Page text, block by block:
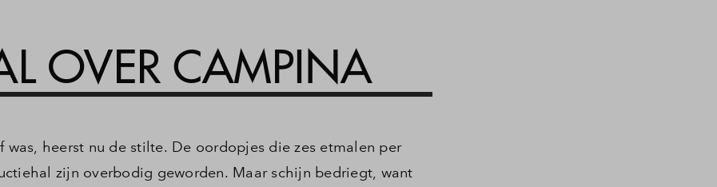
OVER CAMPINA
heerst nu de stilte. De oordopjes die zes etmalen per
zijn overbodig geworden. Maar schijn bedriegt, want